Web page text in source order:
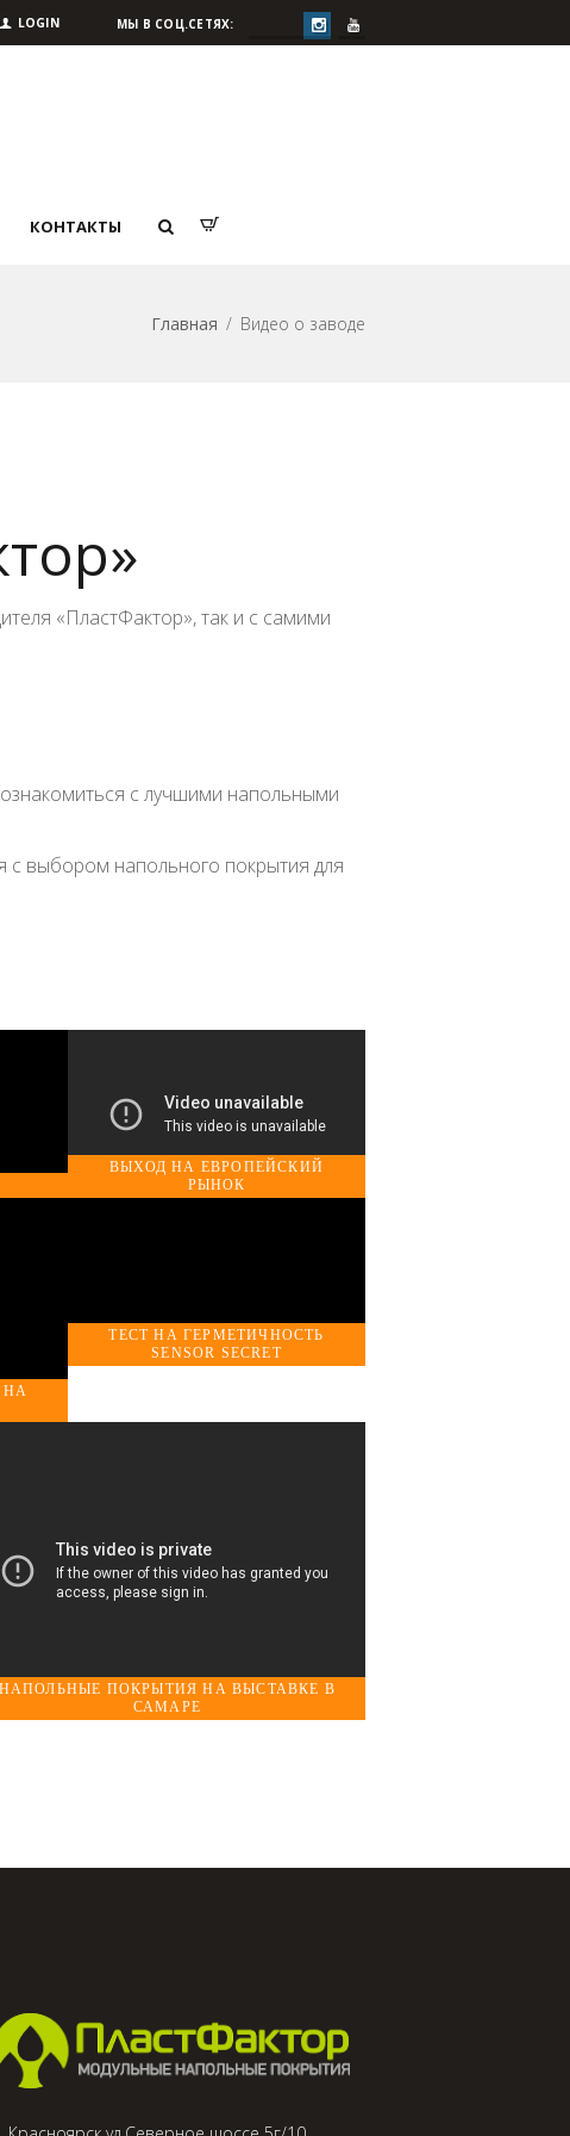
МЫ В СОЦ.СЕТЯХ:
LOGIN
КОНТАКТЫ
Главная Видео о заводе
«ПластФактор», так и с самими
с лучшими напольными
с выбором напольного покрытия для
ВЫХОД НА ЕВРОПЕЙСКИЙ
РЫНОК
НА
ТЕСТ НА ГЕРМЕТИЧНОСТЬ
SENSOR SECRET
НАПОЛЬНЫЕ ПОКРЫТИЯ НА ВЫСТАВКЕ В
САМАРЕ